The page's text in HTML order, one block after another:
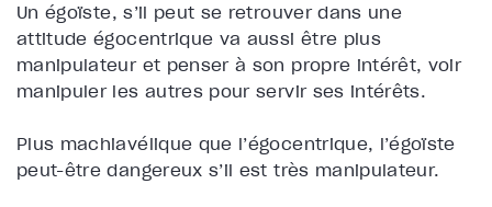
Unégoïste, s’il peut se retrouver dans une
attitude égocentrique va aussi être plus
manipulateur et penser à son propre intérêt, voir
manipuler les autres pour servir ses intérêts.
Plus machiavélique que l’égocentrique, l’égoïste
peut-être dangereux s’il est très manipulateur.